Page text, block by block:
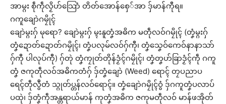
အာမ္ဂး စဵုကဵုလၟိဟ်သြောံ တိတ်အောန်စှေ်အာ ဒှ်မာန်ကီုရ။
ဂကူချောဲဂမၠိုၚ်
ချောဲမ္ဂးဂှ် မုရော? ချောဲမ္ဂးဂှ် မ္ၚးနူတၞံအဓိက မတဵုလဝ်ဂမၠိုၚ် (တၞံမ္ဂးဂှ်
တၞံဍောတ်ဍောတ်ဂမၠိုၚ်၊ တၞံပလုမ်လဝ်ဂှ်ကီု၊ တၞံသၞေဝ်ကေဝ်နာနာသာ်
ဂှ်ကီု ပါလုပ်ကီု) ဂှ်တုဲ တၞံကၠုတ်တိုန်ဒၟံၚ်ဂမၠိုၚ်၊ တၞံတၞဟ်ခြာဒၟံၚ်ကဵု ဂကူ
တၞံ ဇကုတဵုလဝ်အဓိကတံဂှ် ဒှ်တၞံချောဲ (Weed) ရောၚ် တၠပညာပ
ရေၚ်တဵုလွဳတံ သ္ဂုတ်ပ္တန်လဝ်ရောၚ်။ တၞံချောဲဂမၠိုၚ်ဝွံ ဒှ်ဂကူတၞံပလာပ်
ပထုဲ၊ ဒှ်တၞံကဵုအန္တရာယ်မာန် ကုတၞံအဓိက ဇကုမတဵုလဝ် မာန်ဖအိုတ်